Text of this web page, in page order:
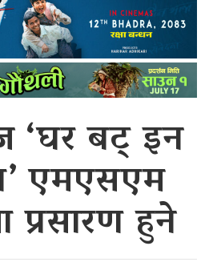
‘घर बट् इन
एमएसएम
प्रसारण हुने